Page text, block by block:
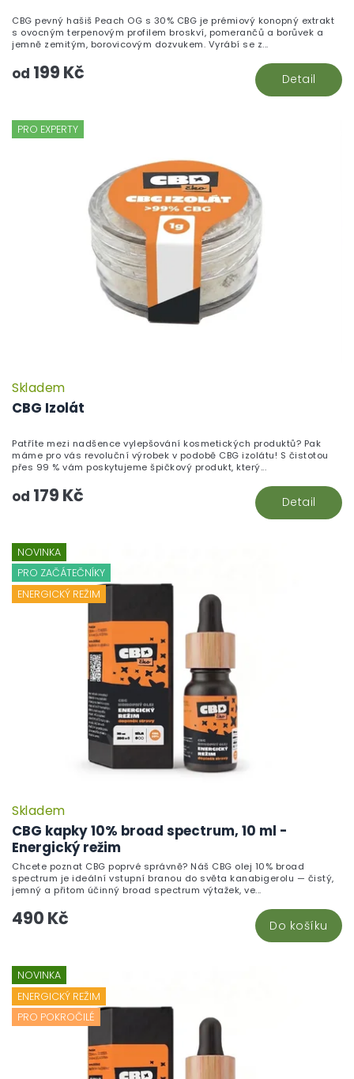
od 199 Kč Detail
CBG pevný hašiš Peach OG s 30% CBG je prémiový konopný extrakt
s ovocným terpenovým profilem broskví, pomerančů a borůvek a
jemně zemitým, borovicovým dozvukem. Vyrábí se z...
PRO EXPERTY
CBG Izolát
Skladem
od 179 Kč Detail
Patříte mezi nadšence vylepšování kosmetických produktů? Pak
máme pro vás revoluční výrobek v podobě CBG izolátu! S čistotou
přes 99 % vám poskytujeme špičkový produkt, který...
NOVINKA
PRO ZAČÁTEČNÍKY
ENERGICKÝ REŽIM
CBG kapky 10% broad spectrum, 10 ml -
Energický režim
Skladem
490 Kč Do košíku
Chcete poznat CBG poprvé správně? Náš CBG olej 10% broad
spectrum je ideální vstupní branou do světa kanabigerolu — čistý,
jemný a přitom účinný broad spectrum výtažek, ve...
NOVINKA
ENERGICKÝ REŽIM
PRO POKROČILÉ